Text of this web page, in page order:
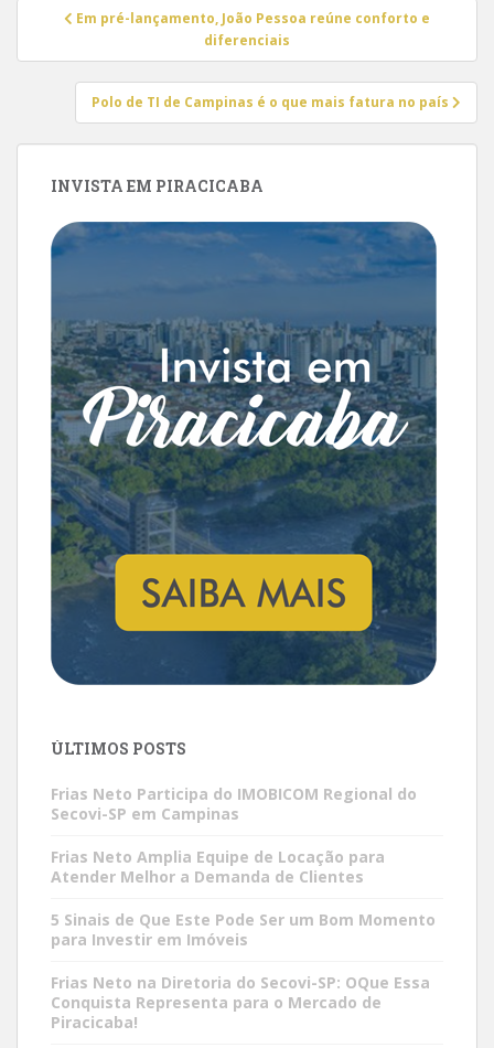
Navegação
Post
Em pré-lançamento, João Pessoa reúne conforto e
diferenciais
Polo de TI de Campinas é o que mais fatura no país
INVISTA EM PIRACICABA
ÚLTIMOS POSTS
Frias Neto Participa do IMOBICOM Regional do
Secovi-SP em Campinas
Frias Neto Amplia Equipe de Locação para
Atender Melhor a Demanda de Clientes
5 Sinais de Que Este Pode Ser um Bom Momento
para Investir em Imóveis
Frias Neto na Diretoria do Secovi-SP: OQue Essa
Conquista Representa para o Mercado de
Piracicaba!